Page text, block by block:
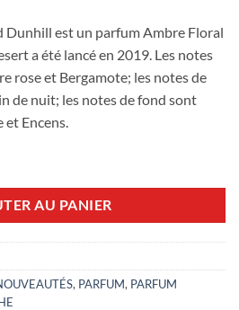
Dunhill est un parfum Ambre Floral
a été lancé en 2019. Les notes
rose et Bergamote; les notes de
de nuit; les notes de fond sont
et Encens.
AU PANIER
, PARFUM, PARFUM